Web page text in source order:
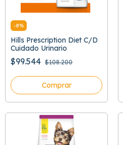
-8%
Hills Prescription Diet C/D
Cuidado Urinario
$99.544 $108.200
Comprar